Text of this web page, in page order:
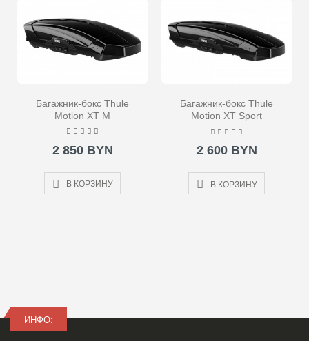
Багажник-бокс Thule
Motion XT M
2 850 BYN
В КОРЗИНУ
Багажник-бокс Thule
Motion XT Sport
2 600 BYN
В КОРЗИНУ
ИНФО: